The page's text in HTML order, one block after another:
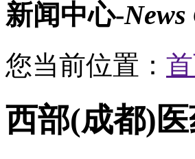
新闻中心-News
您当前位置：
西部(成都)